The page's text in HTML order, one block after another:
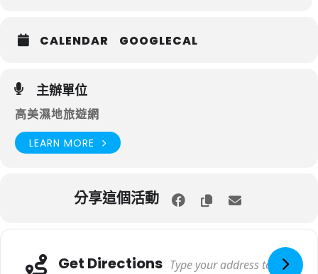
CALENDAR GOOGLECAL
主辦單位
高美濕地旅遊網
LEARN MORE
分享這個活動
Get Directions